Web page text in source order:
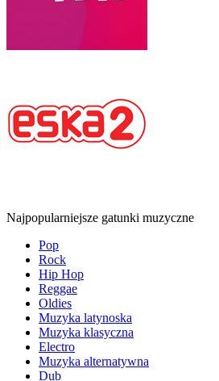
Najpopularniejsze gatunki muzyczne
Pop
Rock
Hip Hop
Reggae
Oldies
Muzyka latynoska
Muzyka klasyczna
Electro
Muzyka alternatywna
Dub